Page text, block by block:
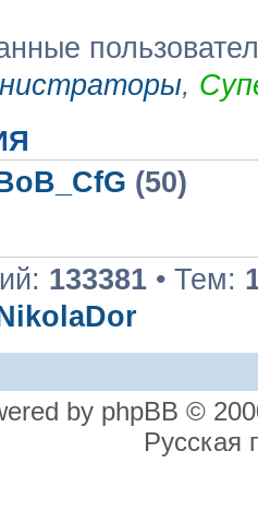
,
(50)
133381 • Тем:
by phpBB ©
Русская